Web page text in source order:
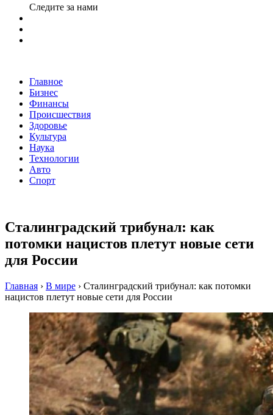
Следите за нами
Главное
Бизнес
Финансы
Происшествия
Здоровье
Культура
Наука
Технологии
Авто
Спорт
Сталинградский трибунал: как
потомки нацистов плетут новые сети
для России
Главная › В мире › Сталинградский трибунал: как потомки
нацистов плетут новые сети для России